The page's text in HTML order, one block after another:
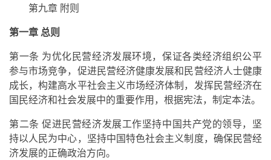
第九章 附则
第一章 总则
第一条 为优化民营经济发展环境，保证各类经济组织公平
参与市场竞争，促进民营经济健康发展和民营经济人士健康
成长，构建高水平社会主义市场经济体制，发挥民营经济在
国民经济和社会发展中的重要作用，根据宪法，制定本法。
第二条 促进民营经济发展工作坚持中国共产党的领导，坚
持以人民为中心，坚持中国特色社会主义制度，确保民营经
济发展的正确政治方向。